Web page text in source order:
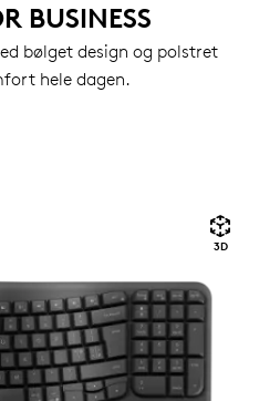
BUSINESS
bølget design og polstret
hele dagen.
3D